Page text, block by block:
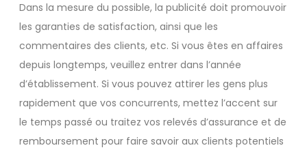
Dans la mesure du possible, la publicité doit promouvoir
les garanties de satisfaction, ainsi que les
commentaires des clients, etc. Si vous êtes en affaires
depuis longtemps, veuillez entrer dans l’année
d’établissement. Si vous pouvez attirer les gens plus
rapidement que vos concurrents, mettez l’accent sur
le temps passé ou traitez vos relevés d’assurance et de
remboursement pour faire savoir aux clients potentiels